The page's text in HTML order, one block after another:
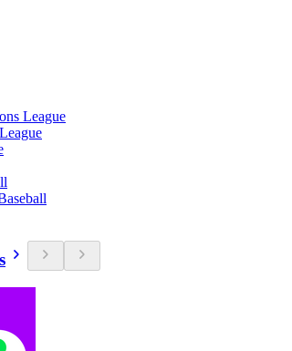
League